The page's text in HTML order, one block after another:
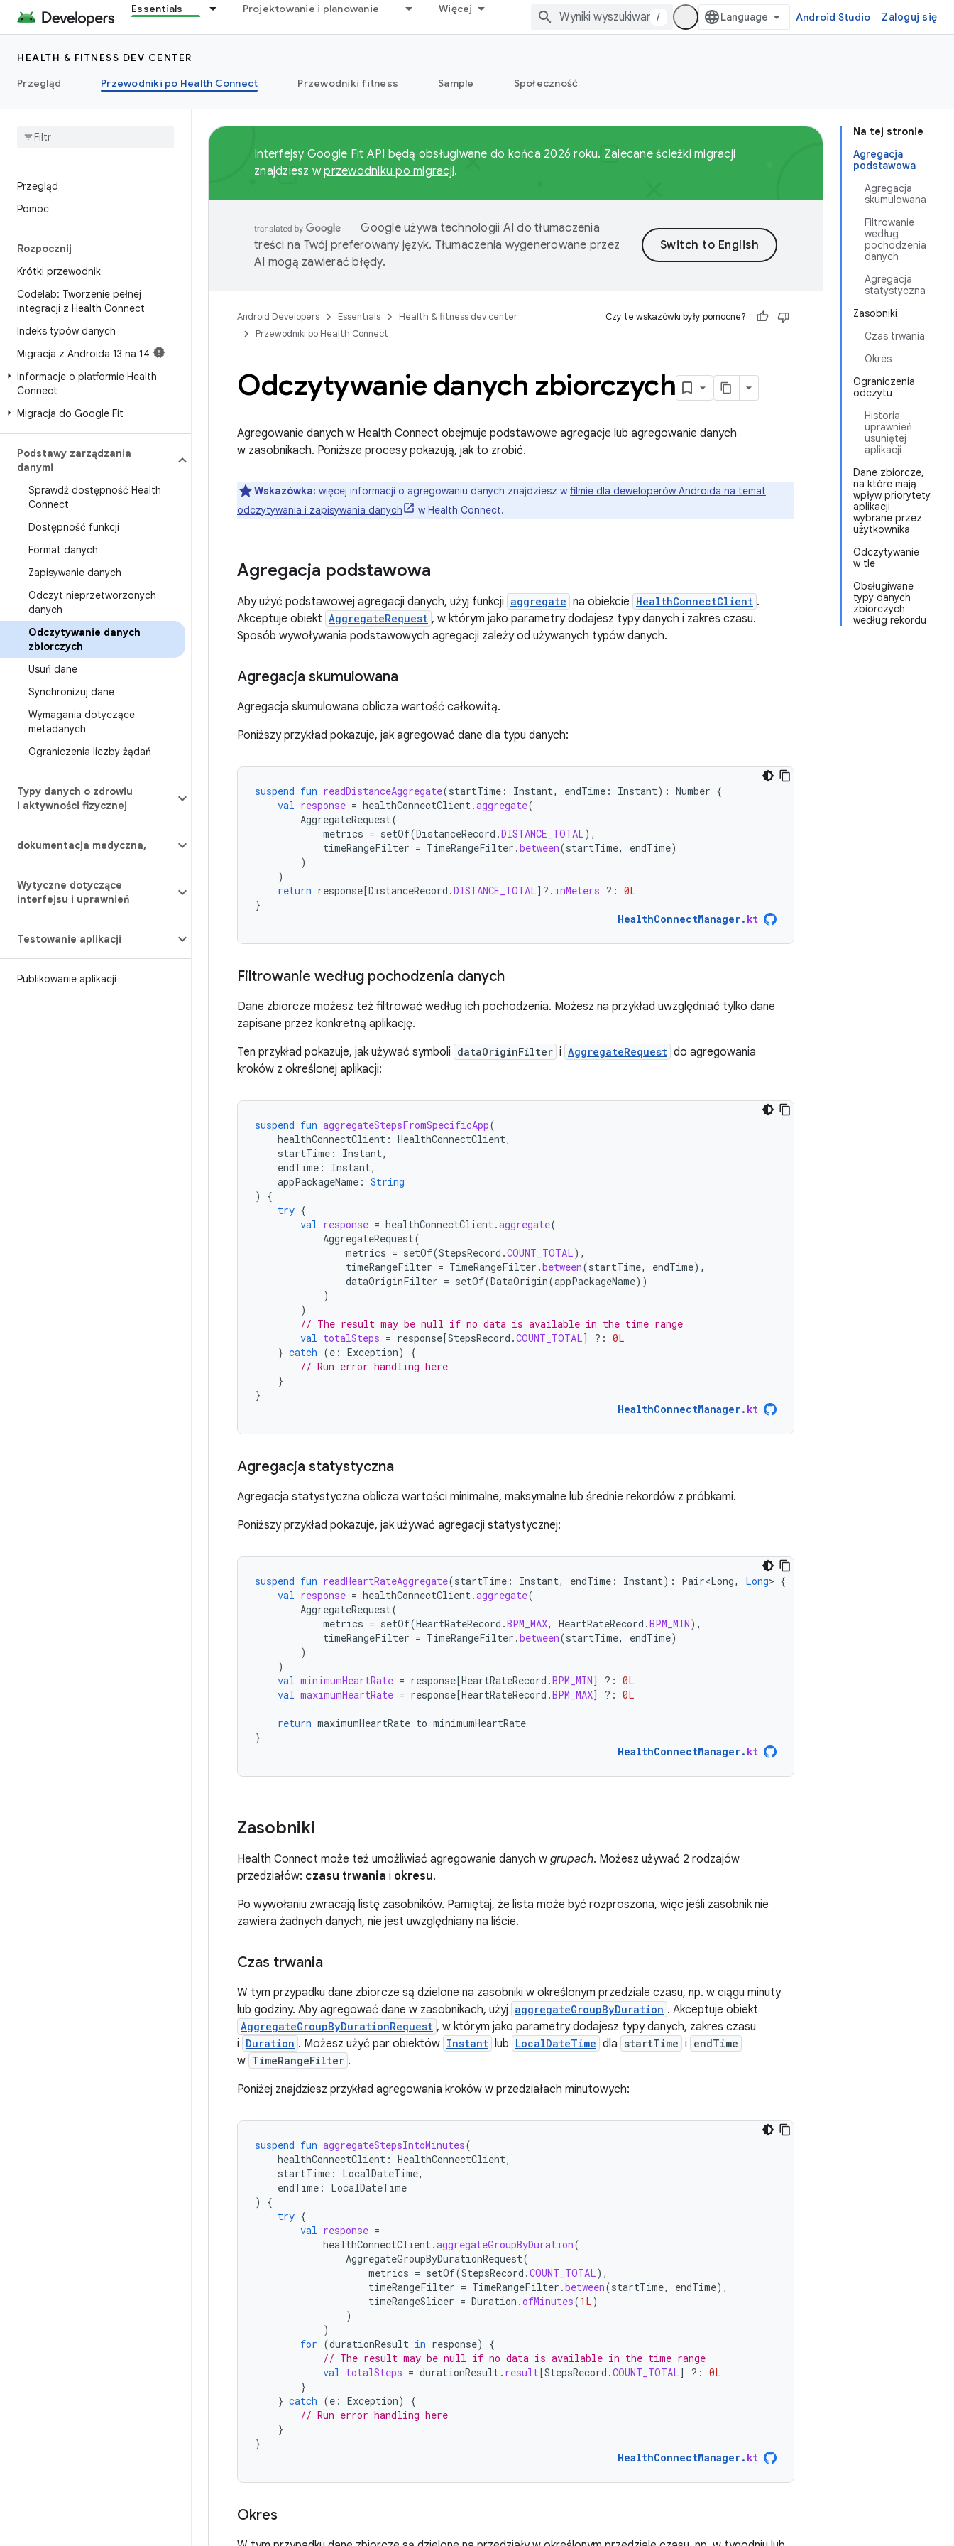
Essentials Projektowanie i planowanie Więcej
/ Android Studio Zaloguj się
HEALTH & FITNESS DEV CENTER
Przegląd
Przewodniki po Health Connect Przewodniki fitness Sample Społeczność
Przegląd
Pomoc
Rozpocznij
Krótki przewodnik
Codelab: Tworzenie pełnej
integracji z Health Connect
Indeks typów danych
Migracja z Androida 13 na 14
Informacje o platformie Health
Connect
Migracja do Google Fit
Podstawy zarządzania
danymi
Sprawdź dostępność Health
Connect
Dostępność funkcji
Format danych
Zapisywanie danych
Odczyt nieprzetworzonych
danych
Odczytywanie danych
zbiorczych
Usuń dane
Synchronizuj dane
Wymagania dotyczące
metadanych
Ograniczenia liczby żądań
Typy danych o zdrowiu
i aktywności fizycznej
dokumentacja medyczna,
Wytyczne dotyczące
interfejsu i uprawnień
Testowanie aplikacji
Publikowanie aplikacji
Na tej stronie
Agregacja
podstawowa
Agregacja
skumulowana
Filtrowanie
według
pochodzenia
danych
Agregacja
statystyczna
Zasobniki
Czas trwania
Okres
Ograniczenia
odczytu
Historia
uprawnień
usuniętej
aplikacji
Dane zbiorcze,
na które mają
wpływ priorytety
aplikacji
wybrane przez
użytkownika
Odczytywanie
w tle
Obsługiwane
typy danych
zbiorczych
według rekordu
Interfejsy Google Fit API będą obsługiwane do końca 2026 roku. Zalecane ścieżki migracji
znajdziesz wprzewodniku po migracji.
Google używa technologii AI do tłumaczenia
treści na Twój preferowany język. Tłumaczenia wygenerowane przez
AI mogą zawierać błędy.
Android Developers Essentials
Health & fitness dev center
Przewodniki po Health Connect
Czy te wskazówki były pomocne?
Odczytywanie danych zbiorczych
Agregowanie danych w Health Connect obejmuje podstawowe agregacje lub agregowanie danych
w zasobnikach. Poniższe procesy pokazują, jak to zrobić.
Wskazówka: więcej informacji o agregowaniu danych znajdziesz w filmie dla deweloperów Androida na temat
odczytywania i zapisywania danych
w Health Connect.
Agregacja podstawowa
Aby użyć podstawowej agregacji danych, użyj funkcji aggregate na obiekcie HealthConnectClient .
Akceptuje obiekt AggregateRequest , w którym jako parametry dodajesz typy danych i zakres czasu.
Sposób wywoływania podstawowych agregacji zależy od używanych typów danych.
Agregacja skumulowana
Agregacja skumulowana oblicza wartość całkowitą.
Poniższy przykład pokazuje, jak agregować dane dla typu danych:
suspend fun readDistanceAggregate(startTime : Instant, endTime : Instant): Number {
val response = healthConnectClient.aggregate(
AggregateRequest(
metrics = setOf(DistanceRecord .DISTANCE_TOTAL),
timeRangeFilter = TimeRangeFilter .between(startTime, endTime)
)
)
return response[DistanceRecord .DISTANCE_TOTAL]?. inMeters ?: 0L
}
HealthConnectManager. kt
Filtrowanie według pochodzenia danych
Dane zbiorcze możesz też filtrować według ich pochodzenia. Możesz na przykład uwzględniać tylko dane
zapisane przez konkretną aplikację.
Ten przykład pokazuje, jak używać symboli dataOriginFilter i AggregateRequest do agregowania
kroków z określonej aplikacji:
suspend fun aggregateStepsFromSpecificApp(
healthConnectClient : HealthConnectClient,
startTime : Instant,
endTime : Instant,
appPackageName : String
)
{
try {
val response = healthConnectClient.aggregate(
AggregateRequest(
metrics = setOf(StepsRecord .COUNT_TOTAL),
timeRangeFilter = TimeRangeFilter .between(startTime, endTime),
dataOriginFilter = setOf(DataOrigin(appPackageName))
)
)
// The result may be null if no data is available in the time range
val totalSteps = response[StepsRecord .COUNT_TOTAL] ?: 0L
} catch (e : Exception)
{
// Run error handling here
}
}
HealthConnectManager. kt
Agregacja statystyczna
Agregacja statystyczna oblicza wartości minimalne, maksymalne lub średnie rekordów z próbkami.
Poniższy przykład pokazuje, jak używać agregacji statystycznej:
suspend fun readHeartRateAggregate(startTime : Instant, endTime : Instant): Pair<Long, Long> {
val response = healthConnectClient.aggregate(
AggregateRequest(
metrics = setOf(HeartRateRecord .BPM_MAX, HeartRateRecord .BPM_MIN),
timeRangeFilter = TimeRangeFilter .between(startTime, endTime)
)
)
val minimumHeartRate = response[HeartRateRecord .BPM_MIN] ?: 0L
val maximumHeartRate = response[HeartRateRecord .BPM_MAX] ?: 0L
return maximumHeartRate to minimumHeartRate
}
HealthConnectManager. kt
Zasobniki
Health Connect może też umożliwiać agregowanie danych w grupach. Możesz używać 2 rodzajów
przedziałów: czasu trwania i okresu.
Po wywołaniu zwracają listę zasobników. Pamiętaj, że lista może być rozproszona, więc jeśli zasobnik nie
zawiera żadnych danych, nie jest uwzględniany na liście.
Czas trwania
W tym przypadku dane zbiorcze są dzielone na zasobniki w określonym przedziale czasu, np. w ciągu minuty
lub godziny. Aby agregować dane w zasobnikach, użyj aggregateGroupByDuration . Akceptuje obiekt
AggregateGroupByDurationRequest , w którym jako parametry dodajesz typy danych, zakres czasu
i Duration . Możesz użyć par obiektów Instant lub LocalDateTime dla startTime i endTime
w TimeRangeFilter .
Poniżej znajdziesz przykład agregowania kroków w przedziałach minutowych:
suspend fun aggregateStepsIntoMinutes(
healthConnectClient : HealthConnectClient,
startTime : LocalDateTime,
endTime :
LocalDateTime
)
{
try {
val response =
healthConnectClient.aggregateGroupByDuration(
AggregateGroupByDurationRequest(
metrics = setOf(StepsRecord .COUNT_TOTAL),
timeRangeFilter = TimeRangeFilter .between(startTime, endTime),
timeRangeSlicer = Duration .ofMinutes(1L)
)
)
for (durationResult in response)
{
// The result may be null if no data is available in the time range
val totalSteps = durationResult. result[StepsRecord .COUNT_TOTAL] ?: 0L
}
} catch (e : Exception)
{
// Run error handling here
}
}
HealthConnectManager. kt
Okres